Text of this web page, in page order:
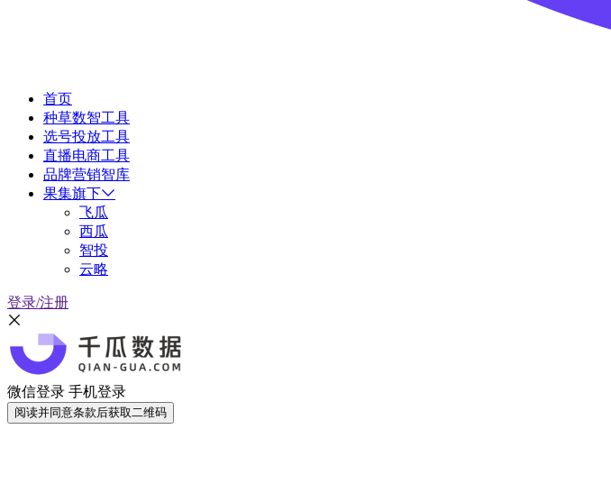
首页
种草数智工具
选号投放工具
直播电商工具
品牌营销智库
果集旗下
飞瓜
西瓜
智投
云略
登录/注册
微信登录 手机登录
阅读并同意条款后获取二维码